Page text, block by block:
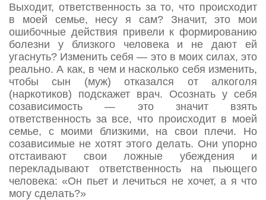
Выходит, ответственность за то, что происходит
в моей семье, несу я сам? Значит, это мои
ошибочные действия привели к формированию
болезни у близкого человека и не дают ей
угаснуть? Изменить себя — это в моих силах, это
реально. А как, в чем и насколько себя изменить,
чтобы сын (муж) отказался от алкоголя
(наркотиков) подскажет врач. Осознать у себя
созависимость — это значит взять
ответственность за все, что происходит в моей
семье, с моими близкими, на свои плечи. Но
созависимые не хотят этого делать. Они упорно
отстаивают свои ложные убеждения и
перекладывают ответственность на пьющего
человека: «Он пьет и лечиться не хочет, а я что
могу сделать?»